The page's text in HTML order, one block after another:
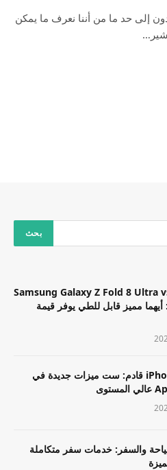
إلى حد ما من أننا نعرف ما يمكن
Samsung Galaxy Z Fold 8 Ultra
Z Fold 7: أيهما مميز قابل للطي يوفر قيمة
iPhone Ultra قادم: ست ميزات جديدة في
والسفر: خدمات سفر متكاملة